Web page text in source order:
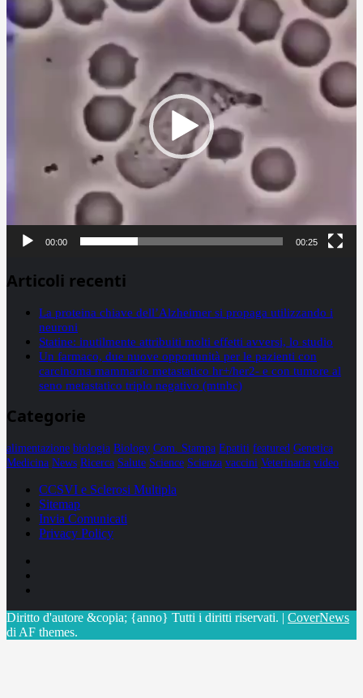
Player
00:00 00:25
Articoli recenti
La proteina chiave dell’Alzheimer si propaga utilizzando i
neuroni
Statine: inutilmente attribuiti molti effetti avversi, lo studio
Un farmaco, due nuove opportunità per le pazienti con
carcinoma mammario metastatico hr+/her2- e con tumore al
seno metastatico triplo negativo (mtnbc)
Categorie
alimentazione biologia Biology Com. Stampa Epatiti featured Genetica
Medicina News Ricerca Salute Science Scienza vaccini Veterinaria video
CCSVI e Sclerosi Multipla
Sitemap
Invia Comunicati
Privacy Policy
Diritto d'autore &copia; {anno} Tutti i diritti riservati. | CoverNews
di AF themes.